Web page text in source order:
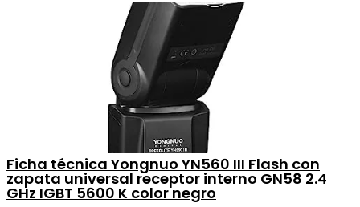
Ficha técnica Yongnuo YN560 III Flash con
zapata universal receptor interno GN58 2.4
GHz IGBT 5600 K color negro